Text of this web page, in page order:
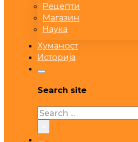
Рецепти
Магазин
Наука
Хуманост
Историја
Search site
Search